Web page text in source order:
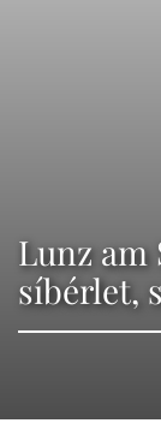
Lunz am
síbérlet,